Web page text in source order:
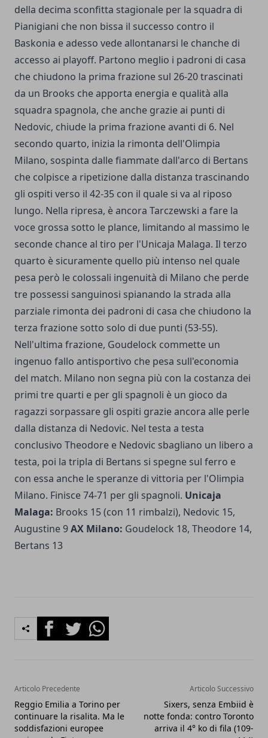
della decima sconfitta stagionale per la squadra di
Pianigiani che non bissa il successo contro il
Baskonia e adesso vede allontanarsi le chanche di
accesso ai playoff. Partono meglio i padroni di casa
che chiudono la prima frazione sul 26-20 trascinati
da un Brooks che apporta energia e qualità alla
squadra spagnola, che anche grazie ai punti di
Nedovic, chiude la prima frazione avanti di 6. Nel
secondo quarto, inizia la rimonta dell'Olimpia
Milano, sospinta dalle fiammate dall'arco di Bertans
che colpisce a ripetizione dalla distanza trascinando
gli ospiti verso il 42-35 con il quale si va al riposo
lungo. Nella ripresa, è ancora Tarczewski a fare la
voce grossa sotto le plance, limitando al massimo le
seconde chance al tiro per l'Unicaja Malaga. Il terzo
quarto è sicuramente quello più intenso nel quale
pesa però le colossali ingenuità di Milano che perde
tre possessi sanguinosi spianando la strada alla
parziale rimonta dei padroni di casa che chiudono la
terza frazione sotto solo di due punti (53-55).
Nell'ultima frazione, Goudelock commette un
ingenuo fallo antisportivo che pesa sull'economia
del match. Milano non segna più con la costanza dei
primi tre quarti e per gli spagnoli è un gioco da
ragazzi sorpassare gli ospiti grazie ancora alle perle
dalla distanza di Nedovic. Nel testa a testa
conclusivo Theodore e Nedovic sbagliano un libero a
testa, poi la tripla di Bertans si spegne sul ferro e
con essa anche le speranze di vittoria per l'Olimpia
Milano. Finisce 74-71 per gli spagnoli. Unicaja
Malaga: Brooks 15 (con 11 rimbalzi), Nedovic 15,
Augustine 9AX Milano: Goudelock 18, Theodore 14,
Bertans 13
FacebookTwitterWhatsapp
Articolo Precedente
Reggio Emilia a Torino per
continuare la risalita. Ma le
soddisfazioni europee
Articolo Successivo
Sixers, senza Embiid è
notte fonda: contro Toronto
arriva il 4° ko di fila (109-